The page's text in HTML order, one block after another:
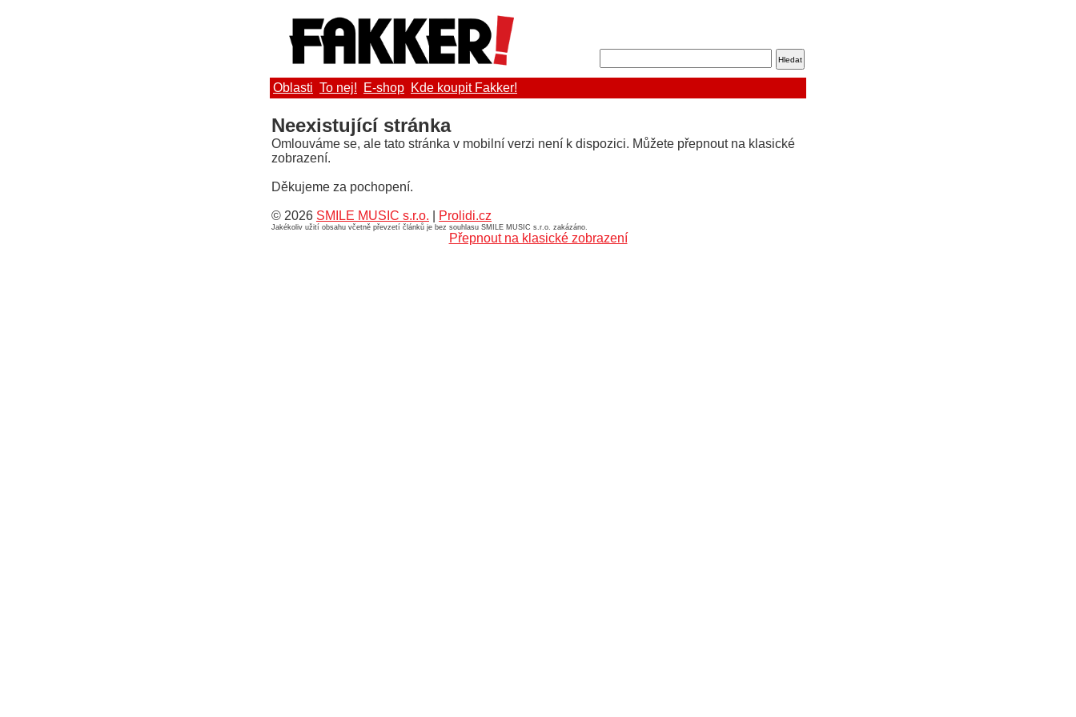
Oblasti To nej! E-shop Kde koupit Fakker!
Neexistující stránka
Omlouváme se, ale tato stránka v mobilní verzi není k dispozici. Můžete přepnout na klasické
zobrazení.
Děkujeme za pochopení.
© 2026 SMILE MUSIC s.r.o. Prolidi.cz
Jakékoliv užití obsahu včetně převzetí článků je bez souhlasu SMILE MUSIC s.r.o. zakázáno.
Přepnout na klasické zobrazení